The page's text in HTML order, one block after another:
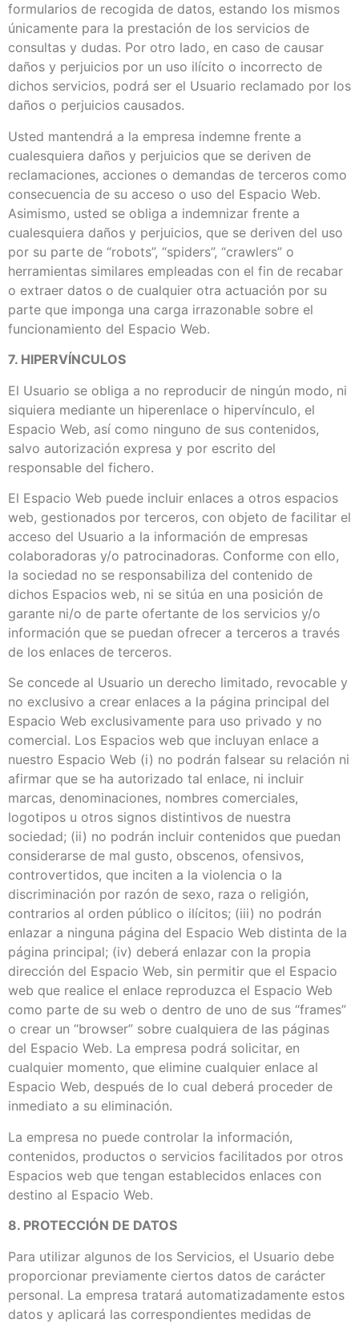
formularios de recogida de datos, estando los mismos
únicamente para la prestación de los servicios de
consultas y dudas. Por otro lado, en caso de causar
daños y perjuicios por un uso ilícito o incorrecto de
dichos servicios, podrá ser el Usuario reclamado por los
daños o perjuicios causados.
Usted mantendrá a la empresa indemne frente a
cualesquiera daños y perjuicios que se deriven de
reclamaciones, acciones o demandas de terceros como
consecuencia de su acceso o uso del Espacio Web.
Asimismo, usted se obliga a indemnizar frente a
cualesquiera daños y perjuicios, que se deriven del uso
por su parte de “robots”, “spiders”, “crawlers” o
herramientas similares empleadas con el fin de recabar
o extraer datos o de cualquier otra actuación por su
parte que imponga una carga irrazonable sobre el
funcionamiento del Espacio Web.
7. HIPERVÍNCULOS
El Usuario se obliga a no reproducir de ningún modo, ni
siquiera mediante un hiperenlace o hipervínculo, el
Espacio Web, así como ninguno de sus contenidos,
salvo autorización expresa y por escrito del
responsable del fichero.
El Espacio Web puede incluir enlaces a otros espacios
web, gestionados por terceros, con objeto de facilitar el
acceso del Usuario a la información de empresas
colaboradoras y/o patrocinadoras. Conforme con ello,
la sociedad no se responsabiliza del contenido de
dichos Espacios web, ni se sitúa en una posición de
garante ni/o de parte ofertante de los servicios y/o
información que se puedan ofrecer a terceros a través
de los enlaces de terceros.
Se concede al Usuario un derecho limitado, revocable y
no exclusivo a crear enlaces a la página principal del
Espacio Web exclusivamente para uso privado y no
comercial. Los Espacios web que incluyan enlace a
nuestro Espacio Web (i) no podrán falsear su relación ni
afirmar que se ha autorizado tal enlace, ni incluir
marcas, denominaciones, nombres comerciales,
logotipos u otros signos distintivos de nuestra
sociedad; (ii) no podrán incluir contenidos que puedan
considerarse de mal gusto, obscenos, ofensivos,
controvertidos, que inciten a la violencia o la
discriminación por razón de sexo, raza o religión,
contrarios al orden público o ilícitos; (iii) no podrán
enlazar a ninguna página del Espacio Web distinta de la
página principal; (iv) deberá enlazar con la propia
dirección del Espacio Web, sin permitir que el Espacio
web que realice el enlace reproduzca el Espacio Web
como parte de su web o dentro de uno de sus “frames”
o crear un “browser” sobre cualquiera de las páginas
del Espacio Web. La empresa podrá solicitar, en
cualquier momento, que elimine cualquier enlace al
Espacio Web, después de lo cual deberá proceder de
inmediato a su eliminación.
La empresa no puede controlar la información,
contenidos, productos o servicios facilitados por otros
Espacios web que tengan establecidos enlaces con
destino al Espacio Web.
8. PROTECCIÓN DE DATOS
Para utilizar algunos de los Servicios, el Usuario debe
proporcionar previamente ciertos datos de carácter
personal. La empresa tratará automatizadamente estos
datos y aplicará las correspondientes medidas de